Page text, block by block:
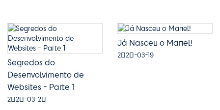
Segredos do
Desenvolvimento de
Websites - Parte 1
2020-03-20
Já Nasceu o Manel!
2020-03-19